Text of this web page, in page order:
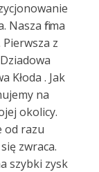
Nasza firma
z
Kłoda . Jak
na
okolicy.
od razu
zwraca.
szybki zysk